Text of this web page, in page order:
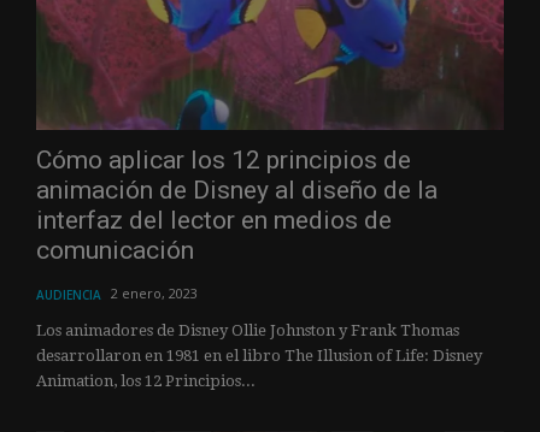
Cómo aplicar los 12 principios de
animación de Disney al diseño de la
interfaz del lector en medios de
comunicación
AUDIENCIA 2 enero, 2023
Los animadores de Disney Ollie Johnston y Frank Thomas
desarrollaron en 1981 en el libro The Illusion of Life: Disney
Animation, los 12 Principios...